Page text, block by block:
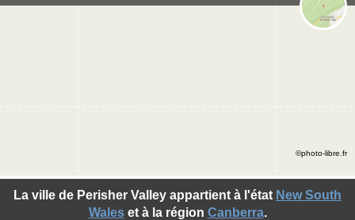
La ville de Perisher Valley appartient à l'état New South
Waleset à la région Canberra.
©photo-libre.fr